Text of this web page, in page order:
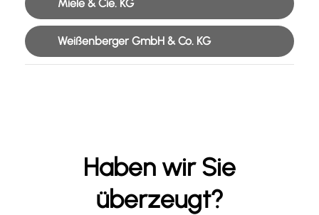
Miele & Cie. KG
Weißenberger GmbH & Co. KG
Haben wir Sie
überzeugt?